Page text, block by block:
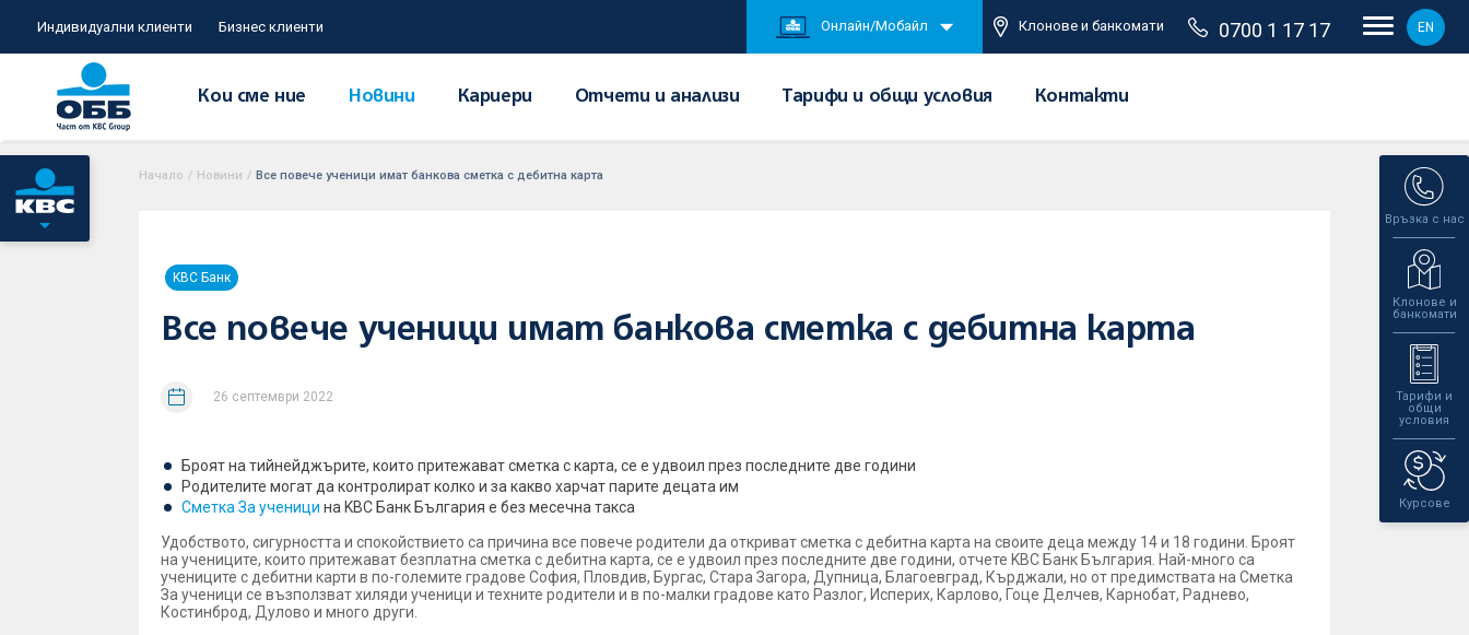
Индивидуални клиенти Бизнес клиенти Онлайн/Мобайл Клонове и банкомати 0700 1 17 17 EN
Кои сме ние Новини Кариери Отчети и анализи Тарифи и общи условия Контакти
Връзка с нас
Клонове и
банкомати
Тарифи и
общи
условия
Курсове
Начало / Новини / Все повече ученици имат банкова сметка с дебитна карта
KBC Банк
Все повече ученици имат банкова сметка с дебитна карта
26 септември 2022
Броят на тийнейджърите, които притежават сметка с карта, се е удвоил през последните две години
Родителите могат да контролират колко и за какво харчат парите децата им
Сметка За ученици на KBC Банк България е без месечна такса
Удобството, сигурността и спокойствието са причина все повече родители да откриват сметка с дебитна карта на своите деца между 14 и 18 години. Броят
на учениците, които притежават безплатна сметка с дебитна карта, се е удвоил през последните две години, отчете KBC Банк България. Най-много са
учениците с дебитни карти в по-големите градове София, Пловдив, Бургас, Стара Загора, Дупница, Благоевград, Кърджали, но от предимствата на Сметка
За ученици се възползват хиляди ученици и техните родители и в по-малки градове като Разлог, Исперих, Карлово, Гоце Делчев, Карнобат, Раднево,
Костинброд, Дулово и много други.